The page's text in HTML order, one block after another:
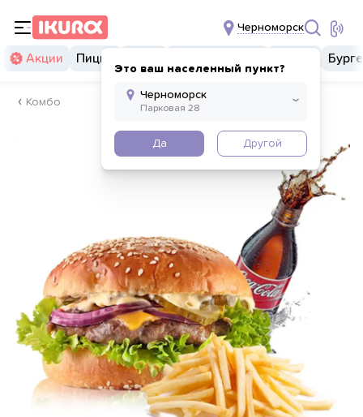
Черноморск
Это ваш населенный пункт?
Да Другой
Акции Пицца
Комбо